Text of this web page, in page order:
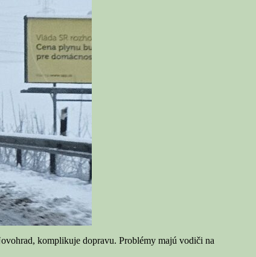
komplikuje dopravu. Problémy majú vodiči na